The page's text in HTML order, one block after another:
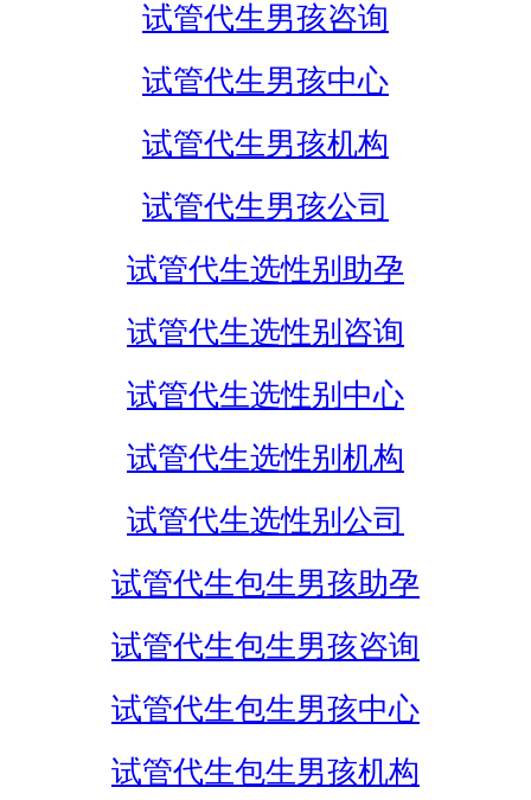
试管代生男孩咨询
试管代生男孩中心
试管代生男孩机构
试管代生男孩公司
试管代生选性别助孕
试管代生选性别咨询
试管代生选性别中心
试管代生选性别机构
试管代生选性别公司
试管代生包生男孩助孕
试管代生包生男孩咨询
试管代生包生男孩中心
试管代生包生男孩机构